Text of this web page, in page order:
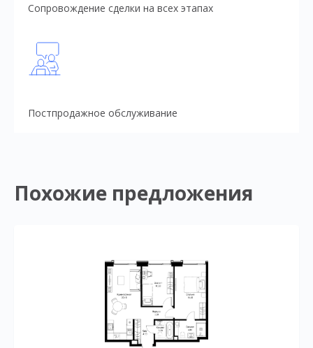
Сопровождение сделки на всех этапах
Постпродажное обслуживание
Похожие предложения